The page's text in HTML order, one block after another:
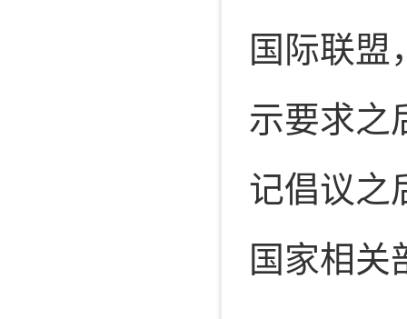
国际联盟
示要求之
记倡议之
国家相关